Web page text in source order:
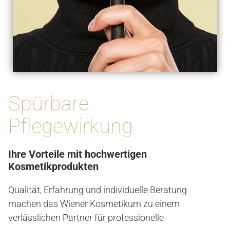
Spürbare
Pflegewirkung
Ihre Vorteile mit hochwertigen
Kosmetikprodukten
Qualität, Erfahrung und individuelle Beratung
machen das Wiener Kosmetikum zu einem
verlässlichen Partner für professionelle